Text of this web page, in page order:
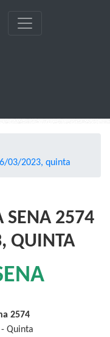
03/2023, quinta
SENA 2574
QUINTA
2574
Quinta